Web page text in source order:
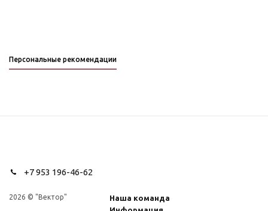
Персональные рекомендации
+7 953 196-46-62
2026 © "Вектор"
Наша команда